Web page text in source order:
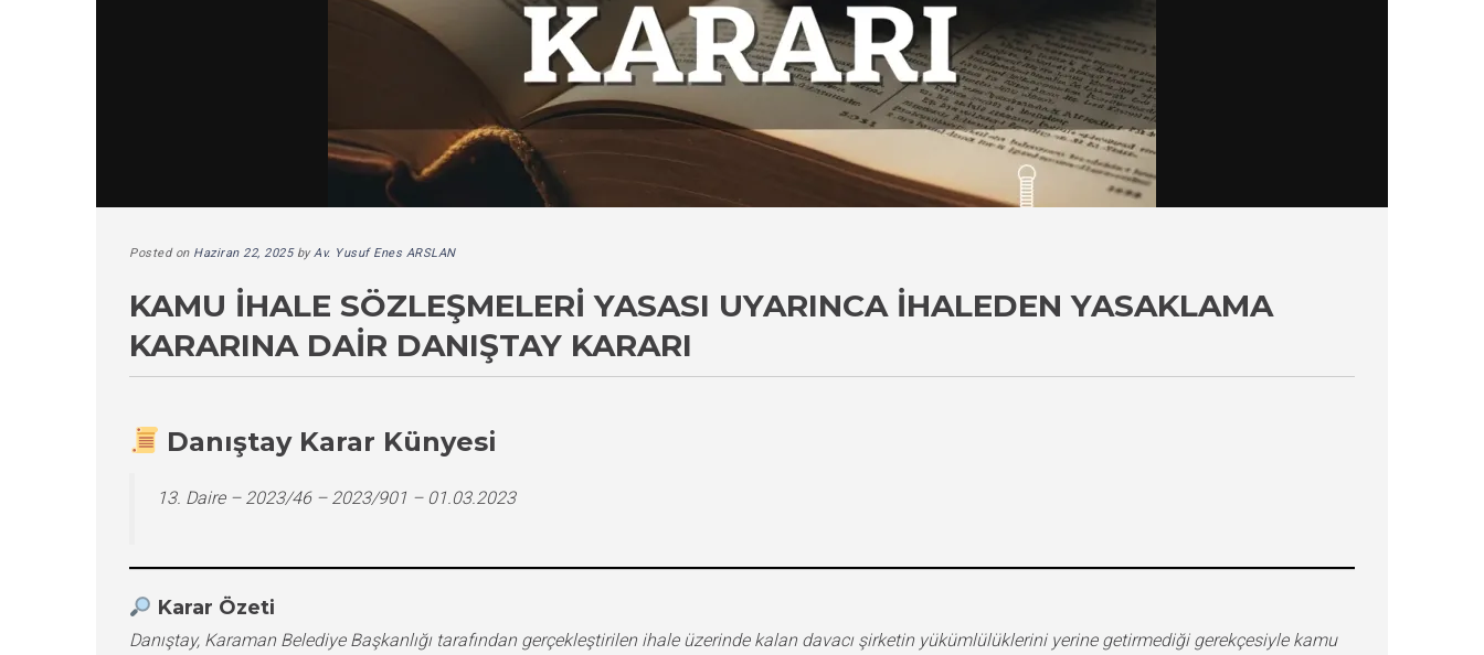
Posted on Haziran 22, 2025byAv. Yusuf Enes ARSLAN
KAMU İHALE SÖZLEŞMELERI YASASI UYARINCA İHALEDEN YASAKLAMA
KARARINA DAIR DANIŞTAY KARARI
Danıştay Karar Künyesi
13. Daire – 2023/46 – 2023/901 – 01.03.2023
Karar Özeti
Danıştay, Karaman Belediye Başkanlığı tarafından gerçekleştirilen ihale üzerinde kalan davacı şirketin yükümlülüklerini yerine getirmediği gerekçesiyle kamu